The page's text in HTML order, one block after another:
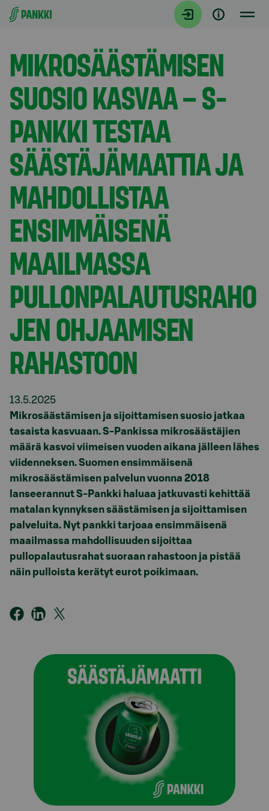
Siirry suoraan sisältöön
Tiedotteet
MIKROSÄÄSTÄMISEN
SUOSIO KASVAA – S-
PANKKI TESTAA
SÄÄSTÄJÄMAATTIA JA
MAHDOLLISTAA
ENSIMMÄISENÄ
MAAILMASSA
PULLONPALAUTUSRAHO
JEN OHJAAMISEN
RAHASTOON
13.5.2025
Mikrosäästämisen ja sijoittamisen suosio jatkaa
tasaista kasvuaan. S-Pankissa mikrosäästäjien
määrä kasvoi viimeisen vuoden aikana jälleen lähes
viidenneksen. Suomen ensimmäisenä
mikrosäästämisen palvelun vuonna 2018
lanseerannut S-Pankki haluaa jatkuvasti kehittää
matalan kynnyksen säästämisen ja sijoittamisen
palveluita. Nyt pankki tarjoaa ensimmäisenä
maailmassa mahdollisuuden sijoittaa
pullopalautusrahat suoraan rahastoon ja pistää
näin pulloista kerätyt eurot poikimaan.